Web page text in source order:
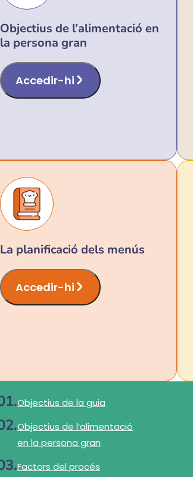
Objectius de l’alimentació en
la persona gran
Accedir-hi
La planificació dels menús
Accedir-hi
Objectius de la guia
Objectius de l’alimentació
en la persona gran
Factors del procés